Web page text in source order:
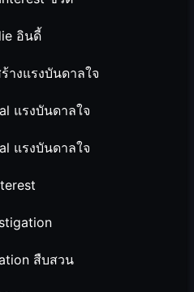
อินดี้
างแรงบันดาลใจ
แรงบันดาลใจ
แรงบันดาลใจ
สืบสวน